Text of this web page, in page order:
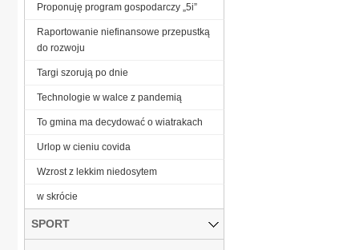
Proponuję program gospodarczy „5i”
Raportowanie niefinansowe przepustką
do rozwoju
Targi szorują po dnie
Technologie w walce z pandemią
To gmina ma decydować o wiatrakach
Urlop w cieniu covida
Wzrost z lekkim niedosytem
w skrócie
SPORT